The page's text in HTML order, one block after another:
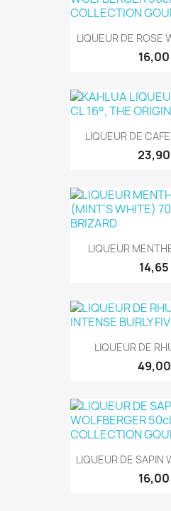
LIQUEUR DE ROSE
LIQUEUR DE
LIQUEUR
LIQUEUR DE
LIQUEUR DE SAPIN